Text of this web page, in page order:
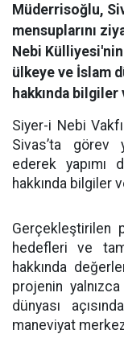
Müderrisoğlu,
mensuplarını
Nebi
ülkeye ve İslam
hakkında bilgiler
Siyer-i Nebi
Sivas’ta görev
ederek yapımı
hakkında bilgiler
Gerçekleştirilen
hedefleri ve
hakkında
projenin
dünyası
maneviyat